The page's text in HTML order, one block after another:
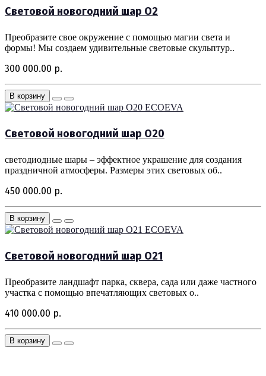
Световой новогодний шар O2
Преобразите свое окружение с помощью магии света и
формы! Мы создаем удивительные световые скульптур..
300 000.00 р.
В корзину
ECOEVA
Световой новогодний шар O20
светодиодные шары – эффектное украшение для создания
праздничной атмосферы. Размеры этих световых об..
450 000.00 р.
В корзину
ECOEVA
Световой новогодний шар O21
Преобразите ландшафт парка, сквера, сада или даже частного
участка с помощью впечатляющих световых о..
410 000.00 р.
В корзину